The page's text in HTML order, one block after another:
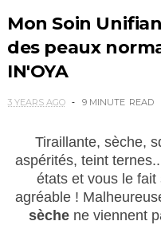
Mon Soin
des peaux
IN'OYA
3 YEARS AGO 9 MINUTE READ
Tiraillante, sèche,
aspérités, teint
états et vous le
agréable !
sèchene viennent